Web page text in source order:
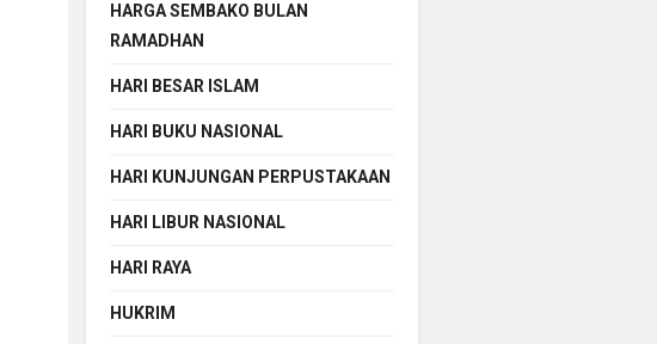
HARGA SEMBAKO BULAN
RAMADHAN
HARI BESAR ISLAM
HARI BUKU NASIONAL
HARI KUNJUNGAN PERPUSTAKAAN
HARI LIBUR NASIONAL
HARI RAYA
HUKRIM